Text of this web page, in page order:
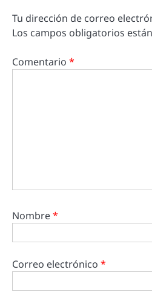
Tu dirección de correo
Los campos obligatorios
Comentario *
Nombre*
Correo electrónico *